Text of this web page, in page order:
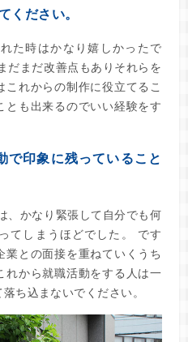
ください。
た時はかなり嬉しかったで
だまだ改善点もありそれらを
れからの制作に役立てるこ
とも出来るのでいい経験をす
で印象に残っていること
、かなり緊張して自分でも何
てしまうほどでした。 です
業との面接を重ねていくうち
れから就職活動をする人は一
ち込まないでください。